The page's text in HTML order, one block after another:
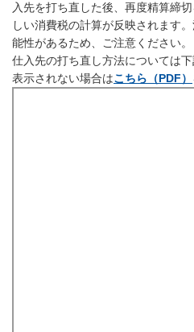
入先を打ち直した後、再度精算締
しい消費税の計算が反映されます
能性があるため、ご注意ください。
仕入先の打ち直し方法については
表示されない場合はこちら（PDF）